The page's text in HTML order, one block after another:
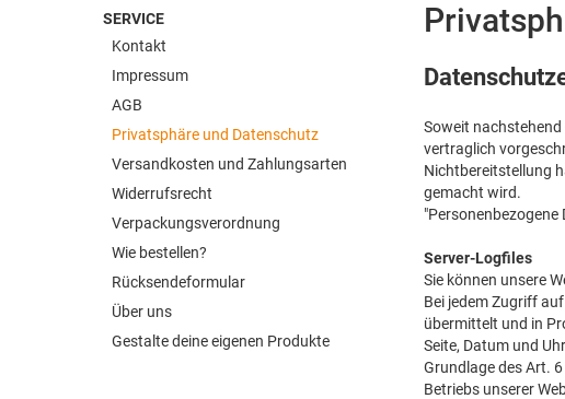
SERVICE
Kontakt
Impressum
AGB
Privatsphäre und Datenschutz
Versandkosten und Zahlungsarten
Widerrufsrecht
Verpackungsverordnung
Wie bestellen?
Rücksendeformular
Über uns
Gestalte deine eigenen Produkte
Soweit
vertraglich
Nichtbereitstellung
gemacht wird.
Server-Logfiles
Sie können unsere
Bei jedem Zugriff
übermittelt und in
Seite, Datum und
Grundlage des Art.
Betriebs unserer